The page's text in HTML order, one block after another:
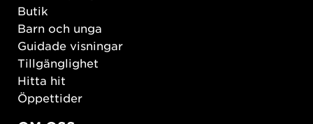
Butik
Barn och unga
Guidade visningar
Tillgänglighet
Hitta hit
Öppettider